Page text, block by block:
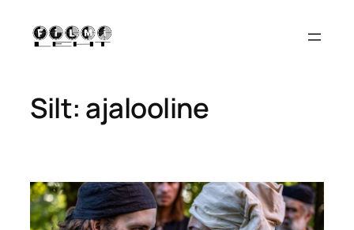
sisu
juurde
Silt: ajalooline